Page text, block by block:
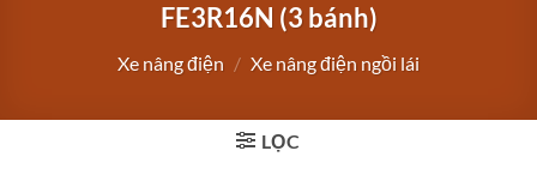
FE3R16N (3 bánh)
Xe nâng điện / Xe nâng điện ngồi lái
LỌC